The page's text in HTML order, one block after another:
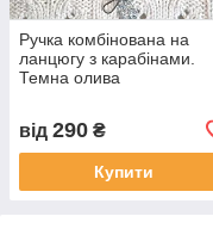
Ручка комбінована на
ланцюгу з карабінами.
Темна олива
від 290 ₴
Купити